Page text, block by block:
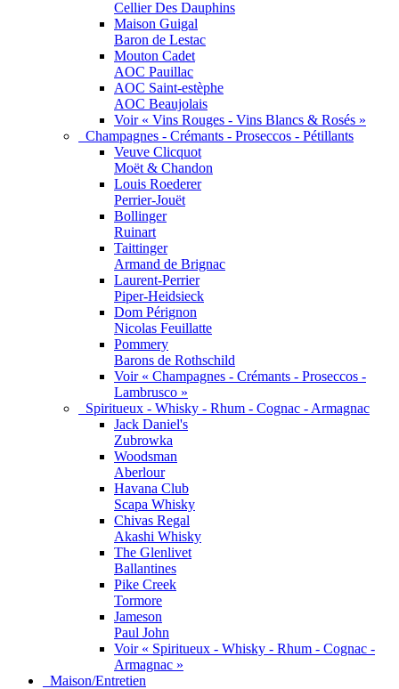
Cellier Des Dauphins
Maison Guigal
Baron de Lestac
Mouton Cadet
AOC Pauillac
AOC Saint-estèphe
AOC Beaujolais
Voir « Vins Rouges - Vins Blancs & Rosés »
Champagnes - Crémants - Proseccos - Pétillants
Veuve Clicquot
Moët & Chandon
Louis Roederer
Perrier-Jouët
Bollinger
Ruinart
Taittinger
Armand de Brignac
Laurent-Perrier
Piper-Heidsieck
Dom Pérignon
Nicolas Feuillatte
Pommery
Barons de Rothschild
Voir « Champagnes - Crémants - Proseccos -
Lambrusco »
Spiritueux - Whisky - Rhum - Cognac - Armagnac
Jack Daniel's
Zubrowka
Woodsman
Aberlour
Havana Club
Scapa Whisky
Chivas Regal
Akashi Whisky
The Glenlivet
Ballantines
Pike Creek
Tormore
Jameson
Paul John
Voir « Spiritueux - Whisky - Rhum - Cognac -
Armagnac »
Maison/Entretien